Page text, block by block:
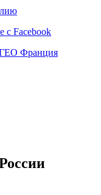
с Facebook
ГЕО Франция